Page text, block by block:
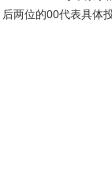
后两位的00代表具体